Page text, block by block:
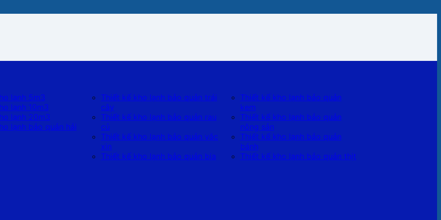
lạnh 5m3
lạnh 10m3
lạnh 20m3
lạnh bảo quản hải
Thiết kế kho lạnh bảo quản trái
cây
Thiết kế kho lạnh bảo quản rau
củ
Thiết kế kho lạnh bảo quản vắc
xin
Thiết kế kho lạnh bảo quản bia
Thiết kế kho lạnh bảo quản
kem
Thiết kế kho lạnh bảo quản
nông sản
Thiết kế kho lạnh bảo quản
bánh
Thiết kế kho lạnh bảo quản thịt